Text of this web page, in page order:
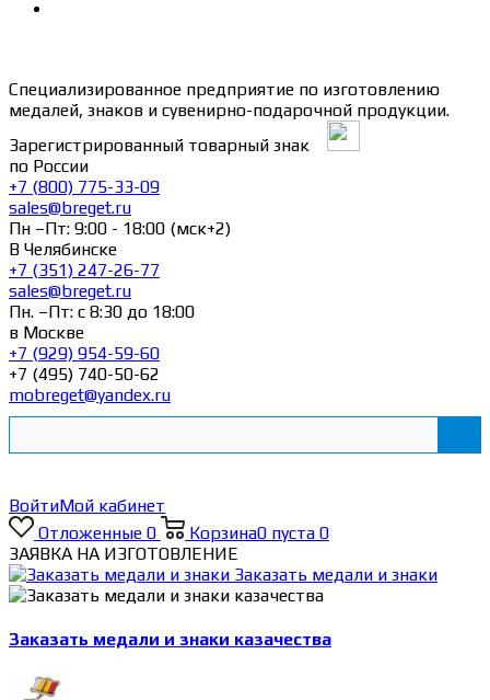
Специализированное предприятие по изготовлению
медалей, знаков и сувенирно-подарочной продукции.
Зарегистрированный товарный знак
по России
+7 (800) 775-33-09
sales@breget.ru
Пн –Пт: 9:00 - 18:00 (мск+2)
В Челябинске
+7 (351) 247-26-77
sales@breget.ru
Пн. –Пт: с 8:30 до 18:00
в Москве
+7 (929) 954-59-60
+7 (495) 740-50-62
mobreget@yandex.ru
ВойтиМой кабинет
Отложенные 0 Корзина0 пуста 0
ЗАЯВКА НА ИЗГОТОВЛЕНИЕ
Заказать медали и знаки
Заказать медали и знаки казачества